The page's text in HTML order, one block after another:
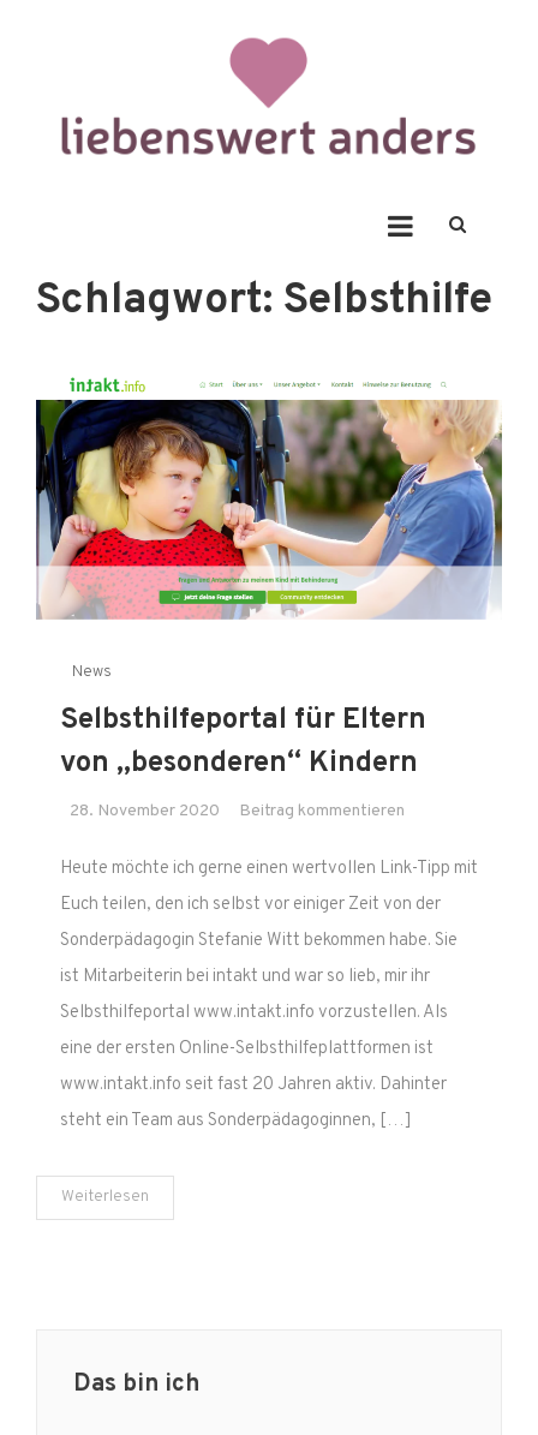
Liebenswert Anders
Schlagwort: Selbsthilfe
News
Selbsthilfeportal für Eltern
von „besonderen“ Kindern
28. November 2020 Beitrag kommentieren
für
Eltern
von
Heute möchte ich gerne einen wertvollen Link-Tipp mit
Euch teilen, den ich selbst vor einiger Zeit von der
Sonderpädagogin Stefanie Witt bekommen habe. Sie
ist Mitarbeiterin bei intakt und war so lieb, mir ihr
Selbsthilfeportal www.intakt.info vorzustellen. Als
eine der ersten Online-Selbsthilfeplattformen ist
www.intakt.info seit fast 20 Jahren aktiv. Dahinter
steht ein Team aus Sonderpädagoginnen, […]
Weiterlesen
Das bin ich